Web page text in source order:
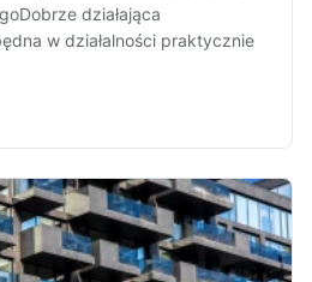
działająca
w działalności praktycznie